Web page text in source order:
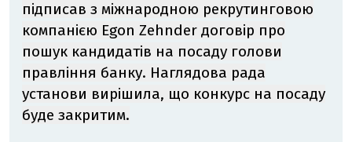
підписав з міжнародною рекрутинговою
компанією Egon Zehnder договір про
пошук кандидатів на посаду голови
правління банку. Наглядова рада
установи вирішила, що конкурс на посаду
буде закритим.